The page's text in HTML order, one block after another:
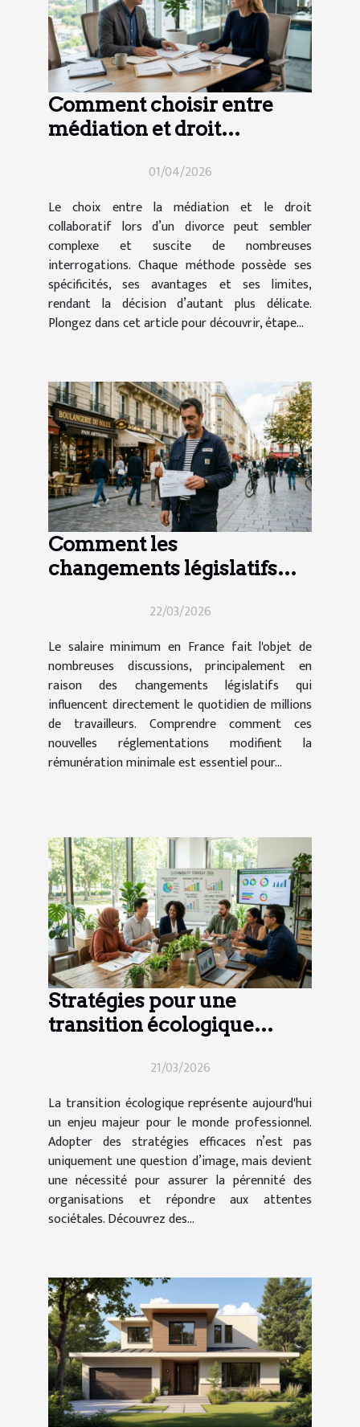
Comment choisir entre
médiation et droit
01/04/2026
Le choix entre la médiation et le droit
collaboratif lors d’un divorce peut sembler
complexe et suscite de nombreuses
interrogations. Chaque méthode possède ses
spécificités, ses avantages et ses limites,
rendant la décision d’autant plus délicate.
Plongez dans cet article pour découvrir, étape...
Comment les
changements législatifs
minimum en France ?
22/03/2026
Le salaire minimum en France fait l'objet de
nombreuses discussions, principalement en
raison des changements législatifs qui
influencent directement le quotidien de millions
de travailleurs. Comprendre comment ces
nouvelles réglementations modifient la
rémunération minimale est essentiel pour...
Stratégies pour une
transition écologique
21/03/2026
La transition écologique représente aujourd'hui
un enjeu majeur pour le monde professionnel.
Adopter des stratégies efficaces n’est pas
uniquement une question d’image, mais devient
une nécessité pour assurer la pérennité des
organisations et répondre aux attentes
sociétales. Découvrez des...